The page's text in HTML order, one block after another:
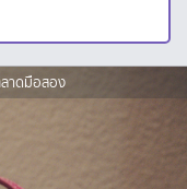
าดมือสอง